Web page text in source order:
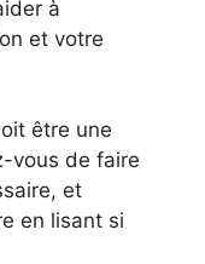
à
et votre
être une
vous de faire
et
en lisant si